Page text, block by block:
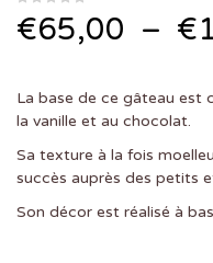
€65,00 – €
La base de ce gâteau est
la vanille et au chocolat.
Sa texture à la fois
succès auprès des petits
Son décor est réalisé à